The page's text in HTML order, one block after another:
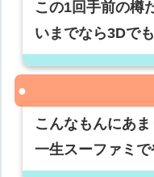
この1回手前の樽
いまでなら3Dで
こんなもんにあ
一生スーファミ